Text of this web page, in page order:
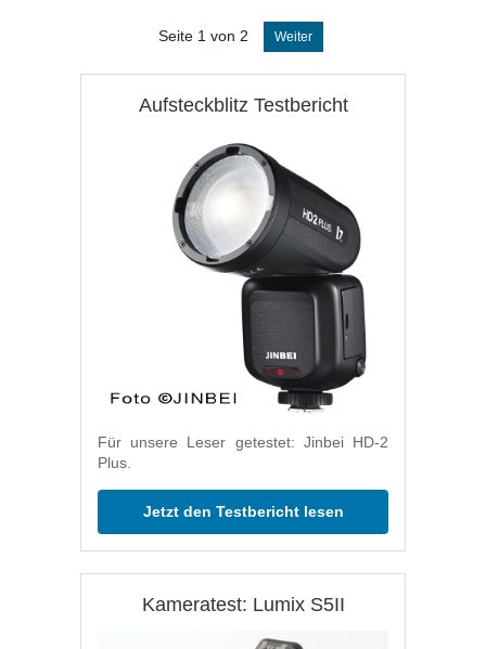
Seite 1 von 2 Weiter
Aufsteckblitz Testbericht
Für unsere Leser getestet: Jinbei HD-2
Plus.
Jetzt den Testbericht lesen
Kameratest: Lumix S5II